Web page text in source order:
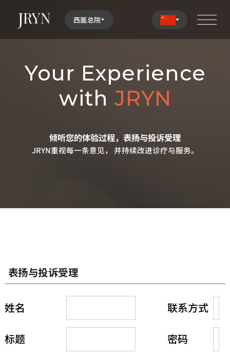
西面总院
Your Experience
with JRYN
倾听您的体验过程，表扬与投诉受理
JRYN重视每一条意见， 并持续改进诊疗与服务。
表扬与投诉受理
姓名 联系方式
标题 密码